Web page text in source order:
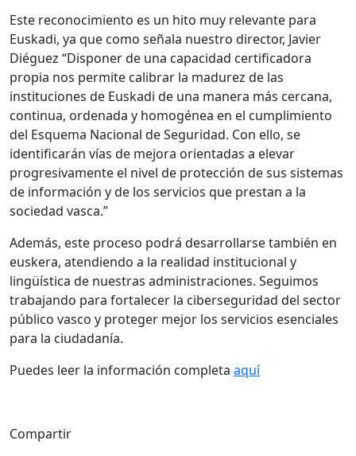
Este reconocimiento es un hito muy relevante para
Euskadi, ya que como señala nuestro director, Javier
Diéguez “Disponer de una capacidad certificadora
propia nos permite calibrar la madurez de las
instituciones de Euskadi de una manera más cercana,
continua, ordenada y homogénea en el cumplimiento
del Esquema Nacional de Seguridad. Con ello, se
identificarán vías de mejora orientadas a elevar
progresivamente el nivel de protección de sus sistemas
de información y de los servicios que prestan a la
sociedad vasca.”
Además, este proceso podrá desarrollarse también en
euskera, atendiendo a la realidad institucional y
lingüística de nuestras administraciones. Seguimos
trabajando para fortalecer la ciberseguridad del sector
público vasco y proteger mejor los servicios esenciales
para la ciudadanía.
Puedes leer la información completa aquí
Compartir